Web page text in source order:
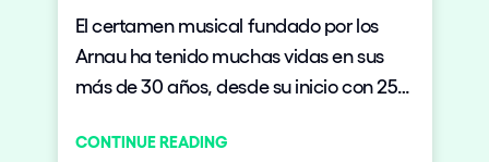
El certamen musical fundado por los
Arnau ha tenido muchas vidas en sus
más de 30 años, desde su inicio con 250
internacional.
CONTINUE READING